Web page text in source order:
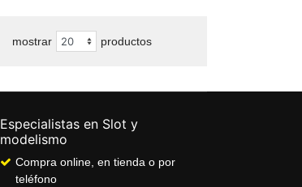
mostrar productos
Especialistas en Slot y
modelismo
Compra online, en tienda o por
teléfono